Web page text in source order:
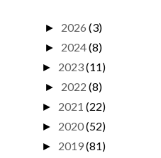
► 2026 (3)
► 2024(8)
► 2023(11)
► 2022 (8)
► 2021 (22)
► 2020(52)
► 2019(81)